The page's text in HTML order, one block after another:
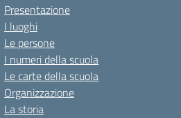
Presentazione
I luoghi
Le persone
I numeri della scuola
Le carte della scuola
Organizzazione
La storia